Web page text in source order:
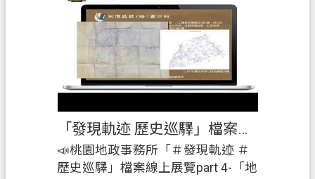
的簿籍、圖籍及地價來一場軌迹巡
驛。|另外，3樓的「桃園地政時光列
車」，介紹簿籍的演變及權狀的
「狀歷世紀」，歡迎大家來參展。|
📅#展覽時間：#自111年8月31日至
111年11月30日止。|🏢#展覽地點：
#桃園市桃園地政事務所3樓及4樓辦
公廳舍。|2️⃣展覽期間免費提供團體
（每場次10人以上）#預約導覽解說
服務。|☎️ #預約專線：03-
「發現軌迹 歷史巡驛」檔案線上展覽part4-「地價軌迹」
📣桃園地政事務所「＃發現軌迹 ＃
歷史巡驛」檔案線上展覽part 4-「地